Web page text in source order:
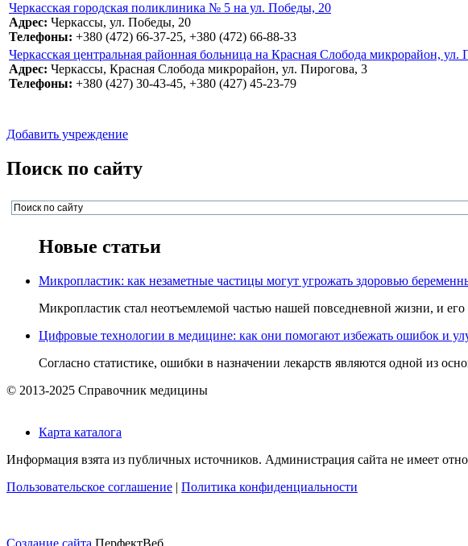
Черкасская городская поликлиника № 5 на ул. Победы, 20
Адрес: Черкассы, ул. Победы, 20
Телефоны: +380 (472) 66-37-25, +380 (472) 66-88-33
Черкасская центральная районная больница на Красная Слобода микрорайон, ул.
Адрес: Черкассы, Красная Слобода микрорайон, ул. Пирогова, 3
Телефоны: +380 (427) 30-43-45, +380 (427) 45-23-79
Добавить учреждение
Поиск по сайту
Новые статьи
Микропластик: как незаметные частицы могут угрожать здоровью
Микропластик стал неотъемлемой частью нашей повседневной жизни, и его
Цифровые технологии в медицине: как они помогают избежать ошибок и
Согласно статистике, ошибки в назначении лекарств являются одной из
© 2013-2025 Справочник медицины
Карта каталога
Информация взята из публичных источников. Администрация сайта не имеет
Пользовательское соглашение | Политика конфиденциальности
Создание сайта ПерфектВеб